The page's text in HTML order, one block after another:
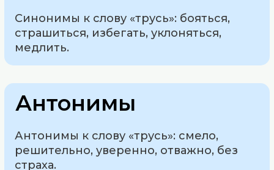
Синонимы к слову «трусь»: бояться,
страшиться, избегать, уклоняться,
медлить.
Антонимы
Антонимы к слову «трусь»: смело,
решительно, уверенно, отважно, без
страха.